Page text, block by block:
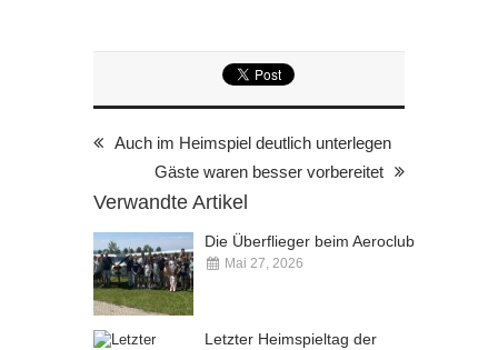
Auch im Heimspiel deutlich unterlegen
Gäste waren besser vorbereitet
Verwandte Artikel
Die Überflieger beim Aeroclub
Mai 27, 2026
Letzter Heimspieltag der